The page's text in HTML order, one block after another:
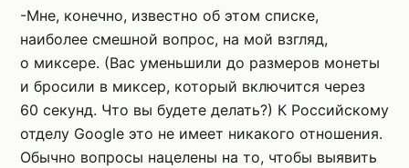
-Мне, конечно, известно об этом списке,
наиболее смешной вопрос, на мой взгляд,
о миксере. (Вас уменьшили до размеров монеты
и бросили в миксер, который включится через
60 секунд. Что вы будете делать?) К Российскому
отделу Google это не имеет никакого отношения.
Обычно вопросы нацелены на то, чтобы выявить